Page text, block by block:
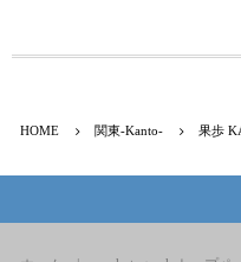
HOME 関東-Kanto- 果歩